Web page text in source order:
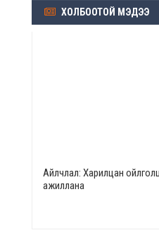
ХОЛБООТОЙ МЭДЭЭ
Айлчлал: Харилцан
ажиллана